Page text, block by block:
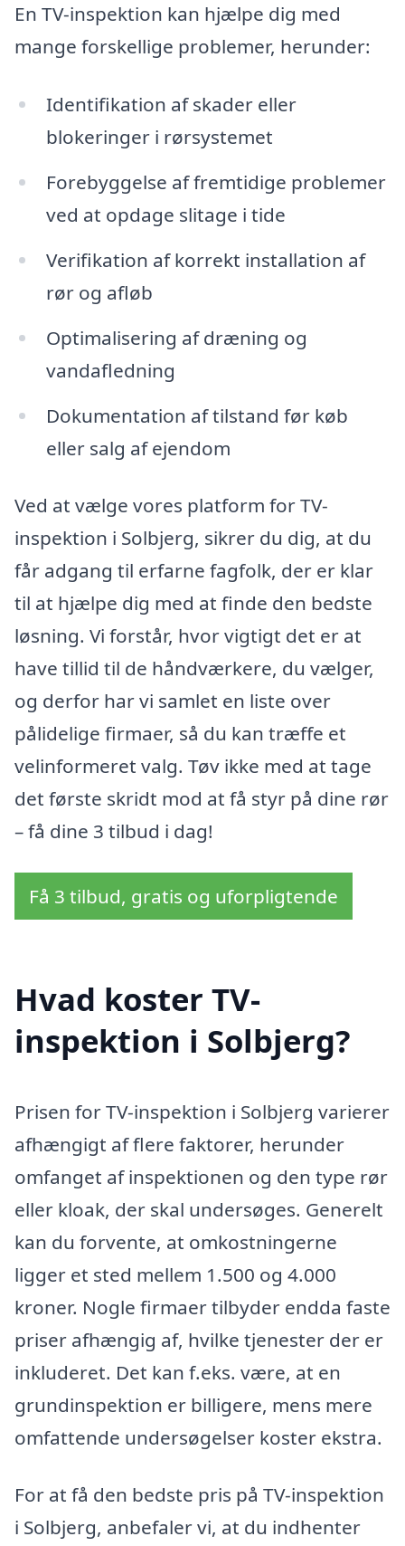
En TV-inspektion kan hjælpe dig med
mange forskellige problemer, herunder:
Identifikation af skader eller
blokeringer i rørsystemet
Forebyggelse af fremtidige problemer
ved at opdage slitage i tide
Verifikation af korrekt installation af
rør og afløb
Optimalisering af dræning og
vandafledning
Dokumentation af tilstand før køb
eller salg af ejendom
Ved at vælge vores platform for TV-
inspektion i Solbjerg, sikrer du dig, at du
får adgang til erfarne fagfolk, der er klar
til at hjælpe dig med at finde den bedste
løsning. Vi forstår, hvor vigtigt det er at
have tillid til de håndværkere, du vælger,
og derfor har vi samlet en liste over
pålidelige firmaer, så du kan træffe et
velinformeret valg. Tøv ikke med at tage
det første skridt mod at få styr på dine rør
– få dine 3 tilbud i dag!
Få 3 tilbud, gratis og uforpligtende
Hvad koster TV-
inspektion i Solbjerg?
Prisen for TV-inspektion i Solbjerg varierer
afhængigt af flere faktorer, herunder
omfanget af inspektionen og den type rør
eller kloak, der skal undersøges. Generelt
kan du forvente, at omkostningerne
ligger et sted mellem 1.500 og 4.000
kroner. Nogle firmaer tilbyder endda faste
priser afhængig af, hvilke tjenester der er
inkluderet. Det kan f.eks. være, at en
grundinspektion er billigere, mens mere
omfattende undersøgelser koster ekstra.
For at få den bedste pris på TV-inspektion
i Solbjerg, anbefaler vi, at du indhenter